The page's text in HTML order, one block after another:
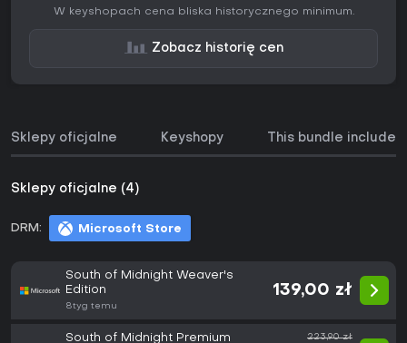
W keyshopach cena bliska historycznego minimum.
Zobacz historię cen
Sklepy oficjalne Keyshopy This bundle includes
Sklepy oficjalne (4)
DRM: Microsoft Store
South of Midnight Weaver's
Edition
8tyg temu
139,00 zł
South of Midnight Premium
223,90 zł